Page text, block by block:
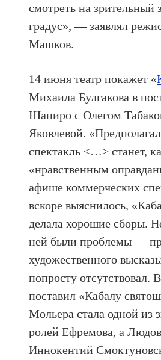
смотреть на зрительный
градус», — заявлял
Машков.
14 июня театр покажет «
Михаила Булгакова в
Шапиро с Олегом
Яковлевой.
спектакль <…> станет,
«нравственным
афише коммерческих
вскоре выяснилось,
делала хорошие сборы.
ней были проблемы —
художественного
попросту
поставил «Кабалу
Мольера стала одной из
ролей Ефремова, а
Иннокентий